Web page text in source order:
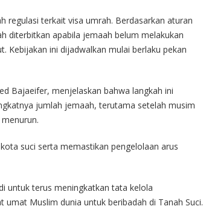
regulasi terkait visa umrah. Berdasarkan aturan
diterbitkan apabila jemaah belum melakukan
Kebijakan ini dijadwalkan mulai berlaku pekan
Bajaeifer, menjelaskan bahwa langkah ini
jumlah jemaah, terutama setelah musim
suci serta memastikan pengelolaan arus
untuk terus meningkatkan tata kelola
Muslim dunia untuk beribadah di Tanah Suci.